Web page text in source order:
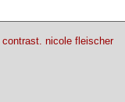
contrast. nicole fleischer